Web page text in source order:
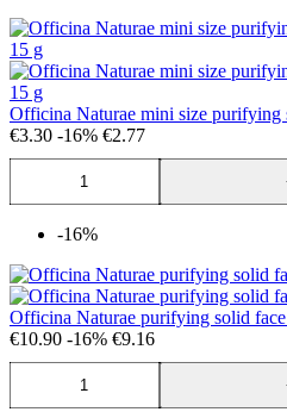
Officina Naturae mini size purifying
€3.30 -16% €2.77
-16%
Officina Naturae purifying solid face
€10.90 -16% €9.16